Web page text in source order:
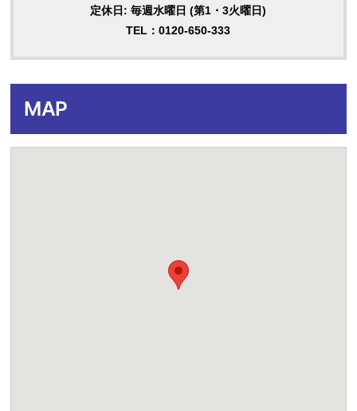
定休日: 毎週水曜日 (第1・3火曜日)
TEL：0120-650-333
MAP